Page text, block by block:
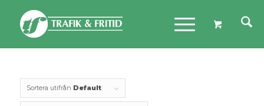
Sortera utifrån Default